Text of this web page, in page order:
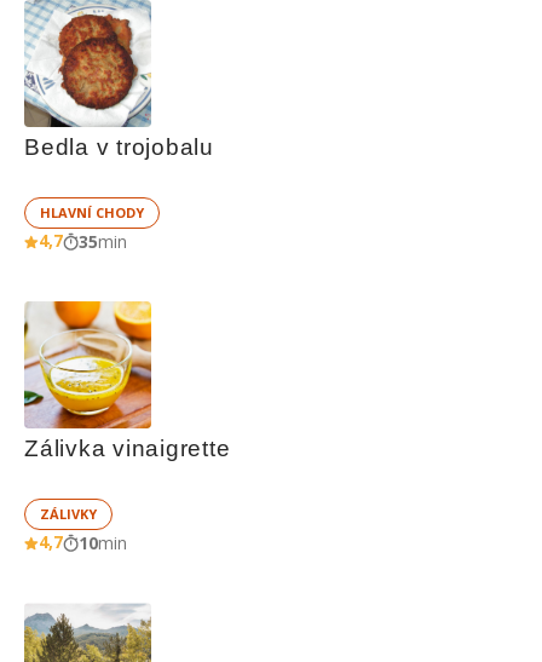
Bedla v trojobalu
HLAVNÍ CHODY
4,7 35min
Zálivka vinaigrette
ZÁLIVKY
4,7 10min